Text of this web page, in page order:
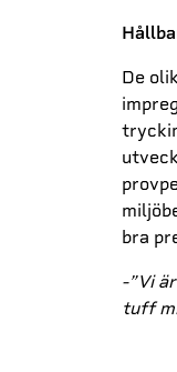
De
bra
-”Vi
tuff